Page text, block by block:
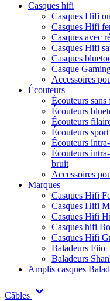
Casques hifi
Casques Hifi
Casques Hifi
Casques avec
Casques Hifi
Casques
Casque
Accessoires
Écouteurs
Écouteurs sans
Écouteurs
Écouteurs
Écouteurs sport
Écouteurs
Écouteurs
bruit
Accessoires
Marques
Casques Hifi
Casques Hifi
Casques Hifi
Casques hifi
Casques Hifi
Baladeurs Fiio
Baladeurs
Amplis casques
Câbles